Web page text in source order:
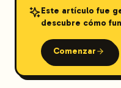
Este artículo fue
descubre cómo
Comenzar